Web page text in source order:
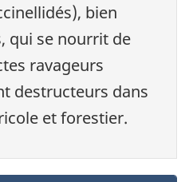
bien
qui se nourrit de
ravageurs
destructeurs dans
et forestier.